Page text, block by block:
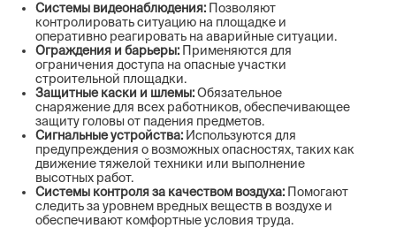
Системы видеонаблюдения: Позволяют
контролировать ситуацию на площадке и
оперативно реагировать на аварийные ситуации.
Ограждения и барьеры: Применяются для
ограничения доступа на опасные участки
строительной площадки.
Защитные каски и шлемы:Обязательное
снаряжение для всех работников, обеспечивающее
защиту головы от падения предметов.
Сигнальные устройства: Используются для
предупреждения о возможных опасностях, таких как
движение тяжелой техники или выполнение
высотных работ.
Системы контроля за качеством воздуха: Помогают
следить за уровнем вредных веществ в воздухе и
обеспечивают комфортные условия труда.